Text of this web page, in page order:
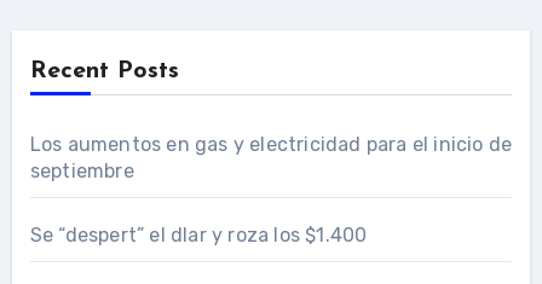
Recent Posts
Los aumentos en gas y electricidad para el inicio de
septiembre
Se “despert” el dlar y roza los $1.400